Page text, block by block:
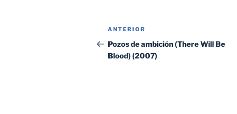
Navegación
de
entradas
Entrada
anterior:
ANTERIOR
Pozos de ambición (There Will Be
Blood) (2007)